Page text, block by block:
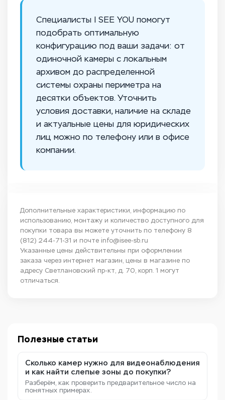
Специалисты I SEE YOU помогут
подобрать оптимальную
конфигурацию под ваши задачи: от
одиночной камеры с локальным
архивом до распределенной
системы охраны периметра на
десятки объектов. Уточнить
условия доставки, наличие на складе
и актуальные цены для юридических
лиц можно по телефону или в офисе
компании.
Дополнительные характеристики, информацию по
использованию, монтажу и количество доступного для
покупки товара вы можете уточнить по телефону 8
(812) 244-71-31 и почте info@isee-sb.ru
Указанные цены действительны при оформлении
заказа через интернет магазин, цены в магазине по
адресу Светлановский пр-кт, д. 70, корп. 1 могут
отличаться.
Полезные статьи
Сколько камер нужно для видеонаблюдения
и как найти слепые зоны до покупки?
Разберём, как проверить предварительное число на
понятных примерах.